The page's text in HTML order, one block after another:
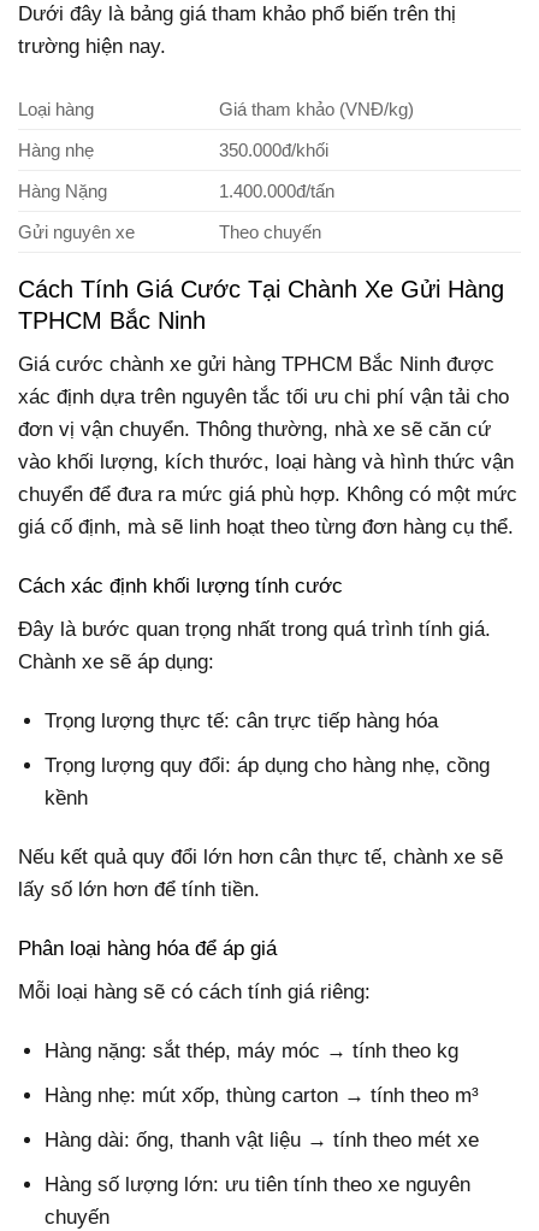
Dưới đây là bảng giá tham khảo phổ biến trên thị
trường hiện nay.
Loại hàng
Giá tham khảo (VNĐ/kg)
Hàng nhẹ
350.000đ/khối
Hàng Nặng
1.400.000đ/tấn
Gửi nguyên xe
Theo chuyến
Cách Tính Giá Cước Tại Chành Xe Gửi Hàng
TPHCM Bắc Ninh
Giá cước chành xe gửi hàng TPHCM Bắc Ninh được
xác định dựa trên nguyên tắc tối ưu chi phí vận tải cho
đơn vị vận chuyển. Thông thường, nhà xe sẽ căn cứ
vào khối lượng, kích thước, loại hàng và hình thức vận
chuyển để đưa ra mức giá phù hợp. Không có một mức
giá cố định, mà sẽ linh hoạt theo từng đơn hàng cụ thể.
Cách xác định khối lượng tính cước
Đây là bước quan trọng nhất trong quá trình tính giá.
Chành xe sẽ áp dụng:
Trọng lượng thực tế: cân trực tiếp hàng hóa
Trọng lượng quy đổi: áp dụng cho hàng nhẹ, cồng
kềnh
Nếu kết quả quy đổi lớn hơn cân thực tế, chành xe sẽ
lấy số lớn hơn để tính tiền.
Phân loại hàng hóa để áp giá
Mỗi loại hàng sẽ có cách tính giá riêng:
Hàng nặng: sắt thép, máy móc → tính theo kg
Hàng nhẹ: mút xốp, thùng carton → tính theo m³
Hàng dài: ống, thanh vật liệu → tính theo mét xe
Hàng số lượng lớn: ưu tiên tính theo xe nguyên
chuyến